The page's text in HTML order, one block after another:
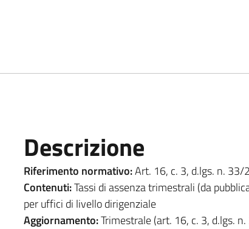
Descrizione
Riferimento normativo:Art. 16, c. 3, d.lgs. n. 33/
Contenuti:Tassi di assenza trimestrali (da
per uffici di livello dirigenziale
Aggiornamento:Trimestrale (art. 16, c. 3, d.lgs.